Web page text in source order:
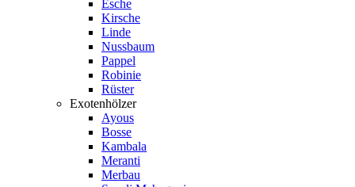
Esche
Kirsche
Linde
Nussbaum
Pappel
Robinie
Rüster
Exotenhölzer
Ayous
Bosse
Kambala
Meranti
Merbau